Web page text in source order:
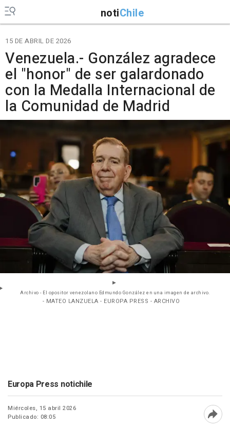
notiChile
15 DE ABRIL DE 2026
Venezuela.- González agradece
el "honor" de ser galardonado
con la Medalla Internacional de
la Comunidad de Madrid
Archivo - El opositor venezolano Edmundo González en una imagen de archivo.
- MATEO LANZUELA - EUROPA PRESS - ARCHIVO
Europa Press notichile
Miércoles, 15 abril 2026
Publicado: 08:05